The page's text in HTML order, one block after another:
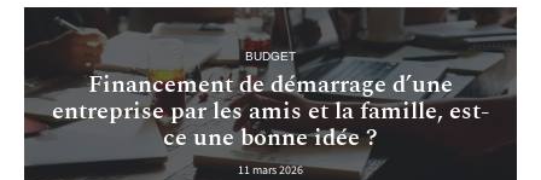
BUDGET
Financement de démarrage d’une
entreprise par les amis et la famille, est-
ce une bonne idée ?
11 mars 2026